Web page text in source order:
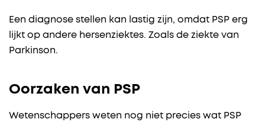
Een diagnose stellen kan lastig zijn, omdat PSP erg
lijkt op andere hersenziektes. Zoals de ziekte van
Parkinson.
Oorzaken van PSP
Wetenschappers weten nog niet precies wat PSP